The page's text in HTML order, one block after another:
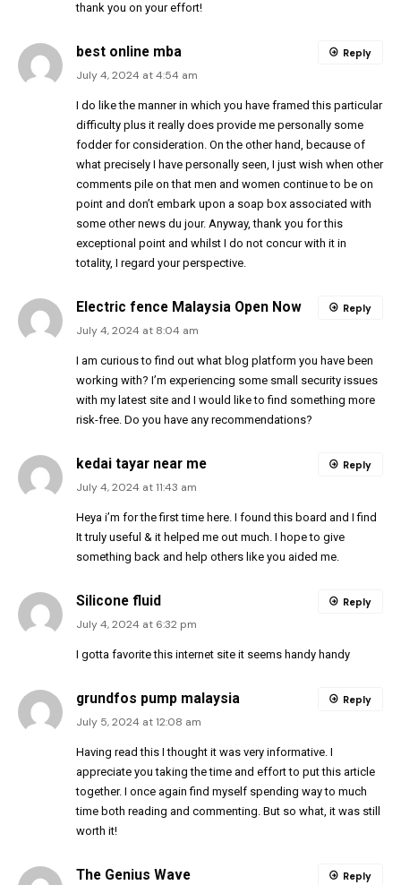
thank you on your effort!
best online mba
July 4, 2024 at 4:54 am
I do like the manner in which you have framed this particular
difficulty plus it really does provide me personally some
fodder for consideration. On the other hand, because of
what precisely I have personally seen, I just wish when other
comments pile on that men and women continue to be on
point and don’t embark upon a soap box associated with
some other news du jour. Anyway, thank you for this
exceptional point and whilst I do not concur with it in
totality, I regard your perspective.
Reply
Electric fence Malaysia Open Now
July 4, 2024 at 8:04 am
I am curious to find out what blog platform you have been
working with? I’m experiencing some small security issues
with my latest site and I would like to find something more
risk-free. Do you have any recommendations?
Reply
kedai tayar near me
July 4, 2024 at 11:43 am
Heya i’m for the first time here. I found this board and I find
It truly useful & it helped me out much. I hope to give
something back and help others like you aided me.
Reply
Silicone fluid
July 4, 2024 at 6:32 pm
I gotta favorite this internet site it seems handy handy
Reply
grundfos pump malaysia
July 5, 2024 at 12:08 am
Having read this I thought it was very informative. I
appreciate you taking the time and effort to put this article
together. I once again find myself spending way to much
time both reading and commenting. But so what, it was still
worth it!
Reply
The Genius Wave Reply